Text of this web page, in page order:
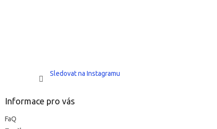
Sledovat na Instagramu
Informace pro vás
FaQ